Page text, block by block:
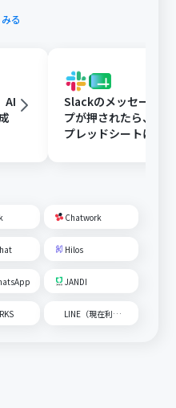
る
AI
Slackのメッセージに
プが押されたら、
プレッドシートにメ
Chatwork
Hilos
JANDI
LINE（現在利用不可）